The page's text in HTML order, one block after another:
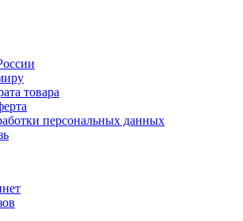
товара
персональных данных